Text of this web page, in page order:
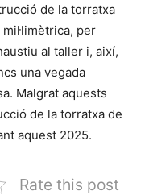
de la torratxa
per
al taller i, així,
una vegada
Malgrat aquests
de la torratxa de
aquest 2025.
Rate this post